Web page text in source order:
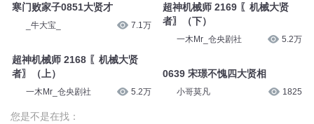
寒门败家子0851大贤才
_牛大宝_ 7.1万
超神机械师 2168 〖机械大贤
者〗（上）
一木Mr_仓央剧社 5.2万
超神机械师 2169 〖机械大贤
者〗（下）
一木Mr_仓央剧社 5.2万
0639 宋璟不愧四大贤相
小哥莫凡 1825
您是不是在找：